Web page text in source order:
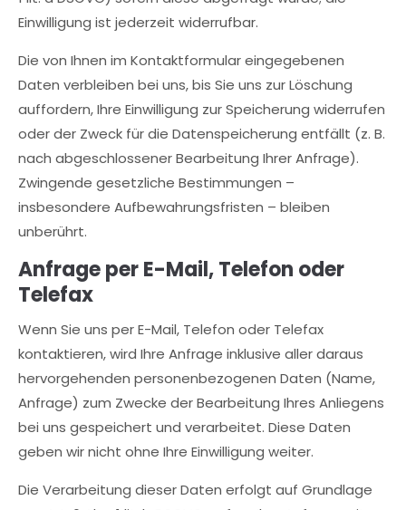
Einwilligung ist jederzeit widerrufbar.
Die von Ihnen im Kontaktformular eingegebenen
Daten verbleiben bei uns, bis Sie uns zur Löschung
auffordern, Ihre Einwilligung zur Speicherung widerrufen
oder der Zweck für die Datenspeicherung entfällt (z. B.
nach abgeschlossener Bearbeitung Ihrer Anfrage).
Zwingende gesetzliche Bestimmungen –
insbesondere Aufbewahrungsfristen – bleiben
unberührt.
Anfrage per E-Mail, Telefon oder
Telefax
Wenn Sie uns per E-Mail, Telefon oder Telefax
kontaktieren, wird Ihre Anfrage inklusive aller daraus
hervorgehenden personenbezogenen Daten (Name,
Anfrage) zum Zwecke der Bearbeitung Ihres Anliegens
bei uns gespeichert und verarbeitet. Diese Daten
geben wir nicht ohne Ihre Einwilligung weiter.
Die Verarbeitung dieser Daten erfolgt auf Grundlage